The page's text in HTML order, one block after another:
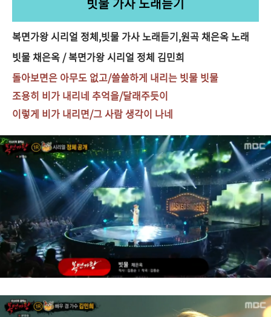
복면가왕 시리얼 정체,빗물 가사 노래듣기,원곡 채은옥 노래
빗물 채은옥 / 복면가왕 시리얼 정체 김민희
돌아보면은 아무도 없고/쓸쓸하게 내리는 빗물 빗물
조용히 비가 내리네 추억을/달래주듯이
이렇게 비가 내리면/그 사람 생각이 나네